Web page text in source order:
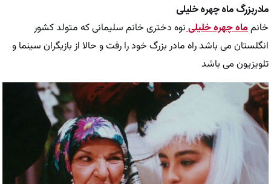
مادربزرگ ماه چهره خلیلی
خانمماه چهره خلیلی نوه دختری خانم سلیمانی که متولد کشور
انگلستان می باشد راه مادر بزرگ خود را رفت و حالا از بازیگران سینما و
تلویزیون می باشد